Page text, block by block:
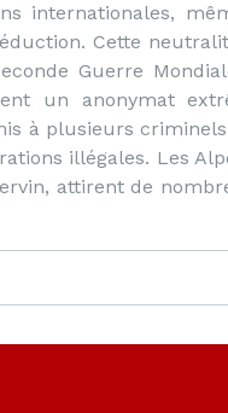
internationales,
Cette
Guerre
un anonymat
à plusieurs
illégales. Les
attirent de